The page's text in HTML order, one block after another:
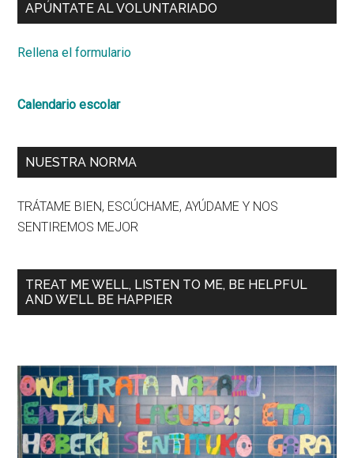
APÚNTATE AL VOLUNTARIADO
Rellena el formulario
Calendario escolar
NUESTRA NORMA
TRÁTAME BIEN, ESCÚCHAME, AYÚDAME Y NOS
SENTIREMOS MEJOR
TREAT ME WELL, LISTEN TO ME, BE HELPFUL
AND WE’LL BE HAPPIER